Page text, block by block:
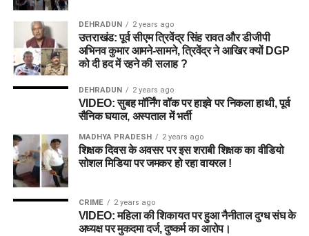
DEHRADUN 2 years ago
उत्तराखंड: पूर्व सीएम त्रिवेंद्र सिंह रावत और डीजीपी
अभिनव कुमार आमने-सामने, त्रिवेंद्र ने आखिर क्यों DGP
को दी हद में रहने की सलाह ?
DEHRADUN 2 years ago
VIDEO: सुबह मॉर्निंग वॉक पर हाइवे पर निकला हाथी, पूर्व
सैनिक घयाल, अस्पताल में भर्ती
MADHYA PRADESH 2 years ago
शिक्षक दिवस के अवसर पर इस शराबी शिक्षक का वीडियो
सोशल मिडिया पर जमकर हो रहा वायरल !
CRIME 2 years ago
VIDEO: महिला की शिकायत पर हुआ नैनीताल दुग्ध संघ के
अध्यक्ष पर मुकदमा दर्ज, दुष्कर्म का आरोप।